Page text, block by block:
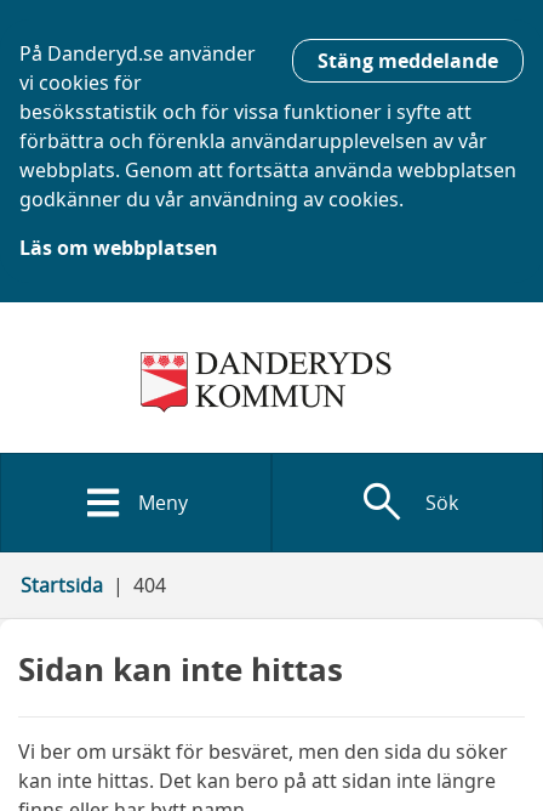
Stäng meddelande
På Danderyd.se använder
vi cookies för
besöksstatistik och för vissa funktioner i syfte att
förbättra och förenkla användarupplevelsen av vår
webbplats. Genom att fortsätta använda webbplatsen
godkänner du vår användning av cookies.
Läs om webbplatsen
Meny search Sök
Startsida 404
Sidan kan inte hittas
Vi ber om ursäkt för besväret, men den sida du söker
kan inte hittas. Det kan bero på att sidan inte längre